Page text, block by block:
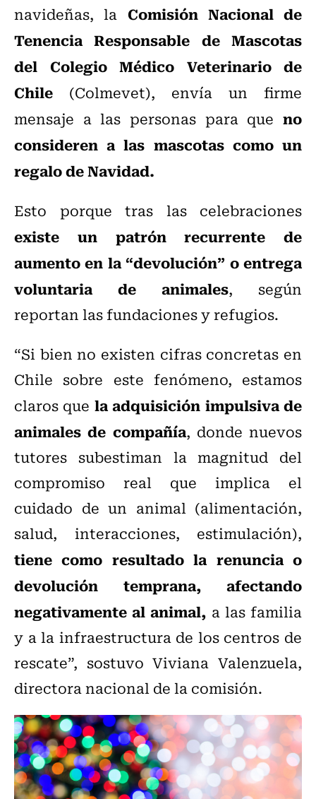
navideñas, la Comisión Nacional de
Tenencia Responsable de Mascotas
del Colegio Médico Veterinario de
Chile (Colmevet), envía un firme
mensaje a las personas para que no
consideren a las mascotas como un
regalo de Navidad.
Esto porque tras las celebraciones
existe un patrón recurrente de
aumento en la “devolución” o entrega
voluntaria de animales, según
reportan las fundaciones y refugios.
“Si bien no existen cifras concretas en
Chile sobre este fenómeno, estamos
claros que la adquisición impulsiva de
animales de compañía, donde nuevos
tutores subestiman la magnitud del
compromiso real que implica el
cuidado de un animal (alimentación,
salud, interacciones, estimulación),
tiene como resultado la renuncia o
devolución temprana, afectando
negativamente al animal, a las familia
y a la infraestructura de los centros de
rescate”, sostuvo Viviana Valenzuela,
directora nacional de la comisión.